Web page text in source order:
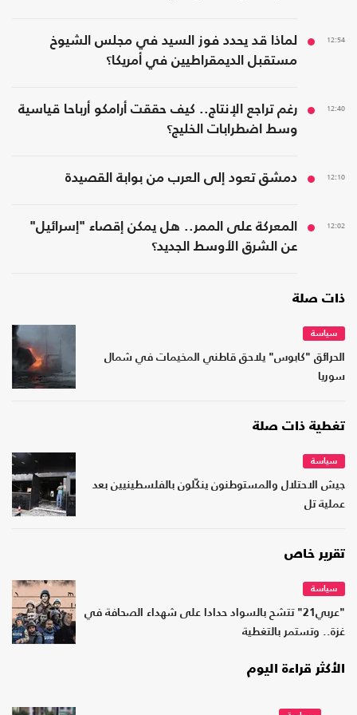
12:54
لماذا قد يحدد فوز السيد في مجلس الشيوخ
مستقبل الديمقراطيين في أمريكا؟
12:40
رغم تراجع الإنتاج.. كيف حققت أرامكو أرباحا قياسية
وسط اضطرابات الخليج؟
12:10 دمشق تعود إلى العرب من بوابة القصيدة
12:02
المعركة على الممر.. هل يمكن إقصاء "إسرائيل"
عن الشرق الأوسط الجديد؟
ذات صلة
سياسة
الحرائق "كابوس" يلاحق قاطني المخيمات في شمال
سوريا
تغطية ذات صلة
سياسة
جيش الاحتلال والمستوطنون ينكّلون بالفلسطينيين بعد
عملية تل
تقرير خاص
سياسة
"عربي21" تتشح بالسواد حدادا على شهداء الصحافة في
غزة.. وتستمر بالتغطية
الأكثر قراءة اليوم